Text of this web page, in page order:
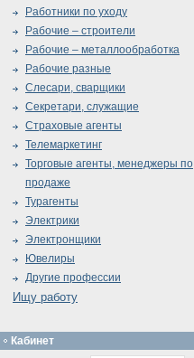
Работники по уходу
Рабочие – строители
Рабочие – металлообработка
Рабочие разные
Слесари, сварщики
Секретари, служащие
Страховые агенты
Телемаркетинг
Торговые агенты, менеджеры по
продаже
Турагенты
Электрики
Электронщики
Ювелиры
Другие профессии
Ищу работу
Кабинет